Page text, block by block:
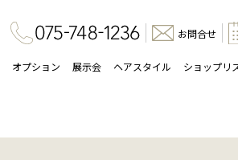
お問合せ
オプション 展示会 ヘアスタイル ショップリ